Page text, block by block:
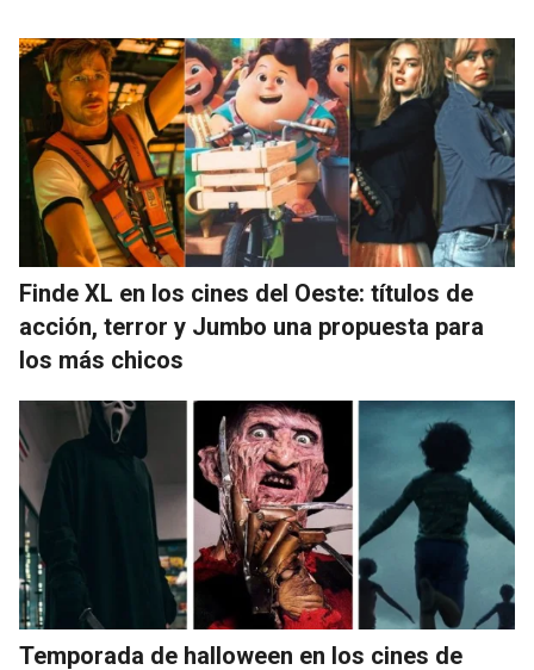
Finde XL en los cines del Oeste: títulos de
acción, terror y Jumbo una propuesta para
los más chicos
Temporada de halloween en los cines de